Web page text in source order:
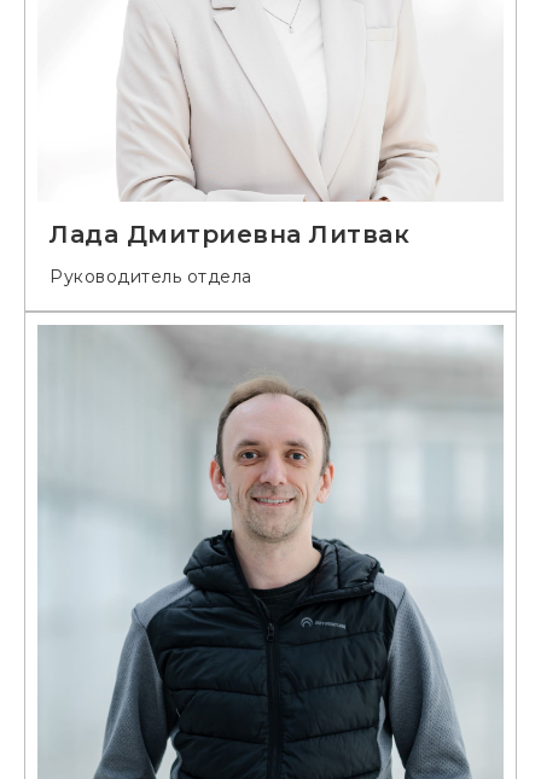
Лада Дмитриевна Литвак
Руководитель отдела